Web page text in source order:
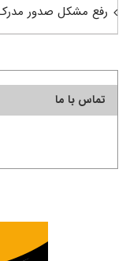
رفع مشکل صدور مدرک
تماس با ما